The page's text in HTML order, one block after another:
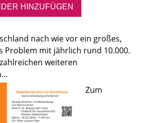
HINZUFÜGEN
nach wie vor ein großes,
Problem mit jährlich rund 10.000.
weiteren
Zum